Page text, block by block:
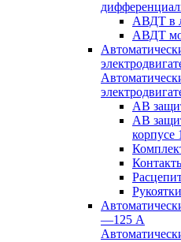
АВДТ в
АВДТ
АВ
АВ
—125 А